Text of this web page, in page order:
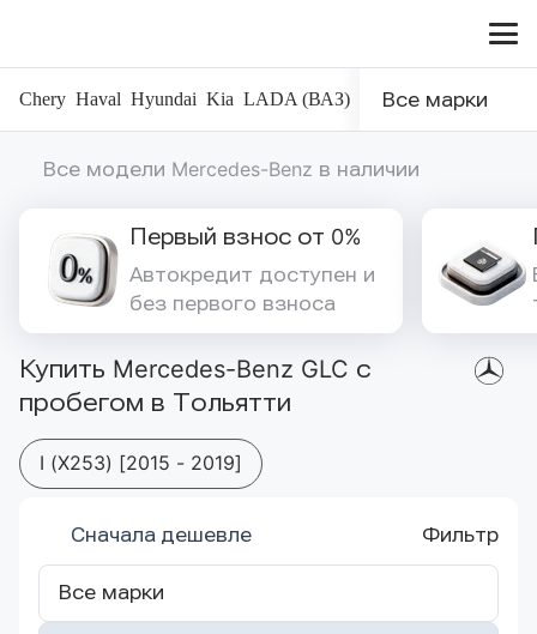
Chery Haval Hyundai Kia LADA (ВАЗ) Nissan Renault
Все марки
Все модели Mercedes-Benz в наличии
Первый взнос от 0%
Автокредит доступен и
без первого взноса
Купить Mercedes-Benz GLC с
пробегом в Тольятти
I (X253) [2015 - 2019]
Фильтр
Сначала дешевле
Все марки